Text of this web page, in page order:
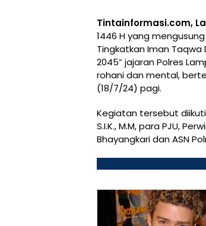
Tintainformasi.com,
1446 H yang
Tingkatkan Iman Taqwa
2045” jajaran Polres
rohani dan mental,
(18/7/24) pagi.
Kegiatan tersebut diikuti
S.I.K., M.M, para PJU,
Bhayangkari dan ASN